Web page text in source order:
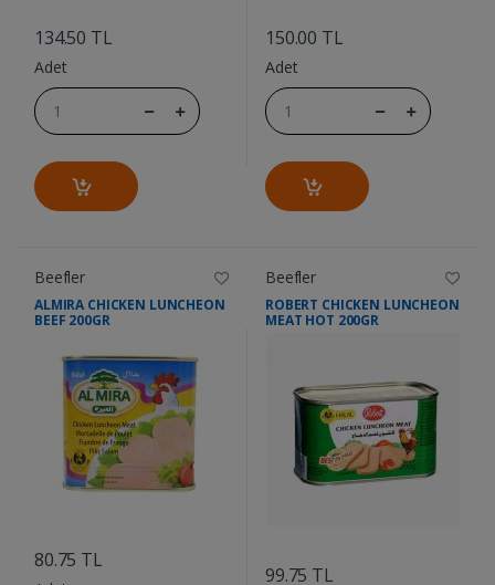
134.50 TL
Adet
150.00 TL
Adet
Beefler
ALMIRA CHICKEN LUNCHEON
BEEF 200GR
80.75 TL
Beefler
ROBERT CHICKEN LUNCHEON
MEAT HOT 200GR
99.75 TL